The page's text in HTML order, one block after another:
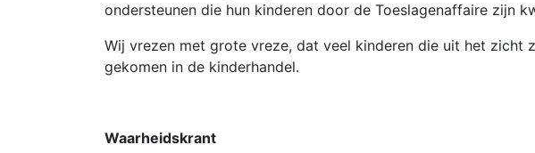
ondersteunen die hun kinderen door de Toeslagenaffaire zijn
Wij vrezen met grote vreze, dat veel kinderen die uit het zicht
gekomen in de kinderhandel.
Waarheidskrant